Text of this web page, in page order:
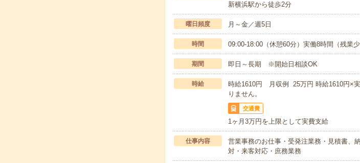
新横浜駅から徒歩2分
曜日頻度 月～金／週5日
時間 09:00-18:00（休憩60分）実働8時間（残業少
期間 即日～長期 ※開始日相談OK
時給
時給1610円 月収例 25万円 時給1610円×
りません。
交通費
1ヶ月3万円を上限として実費支給
仕事内容
営業事務のお仕事・受発注業務・見積書、
対・来客対応・庶務業務